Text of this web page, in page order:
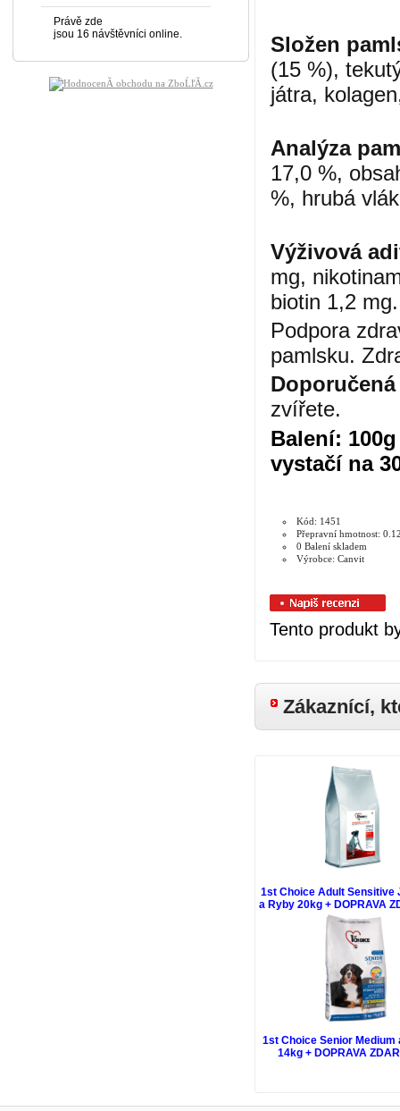
Právě zde
jsou 16 návštěvníci online.
Složen
(15 %),
játra,
Analýza
17,0 %,
%, hrubá
Výživová
mg,
biotin 1,2 mg.
Podpora
pamlsku.
zvířete.
Balení:
vystačí na
Kód: 1451
Přepravní hmotnost:
0 Balení skladem
Výrobce: Canvit
Tento produkt
Zákaznící,
1st Choice Adult Sensitive
a Ryby 20kg + DOPRAVA
1st Choice Senior Medium
14kg + DOPRAVA